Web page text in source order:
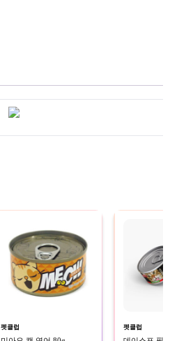
펫클럽 펫클럽